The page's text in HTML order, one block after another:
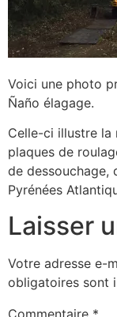
Voici une photo
Ñaño élagage.
Celle-ci illustre la
plaques de
de dessouchage,
Pyrénées
Laisser
Votre adresse e-
obligatoires sont
Commentaire *